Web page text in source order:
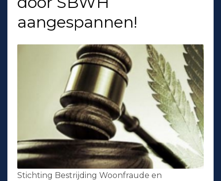
aangespannen!
Stichting Bestrijding Woonfraude en